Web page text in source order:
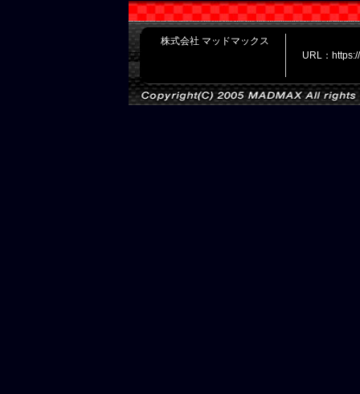
株式会社 マッドマックス
URL：